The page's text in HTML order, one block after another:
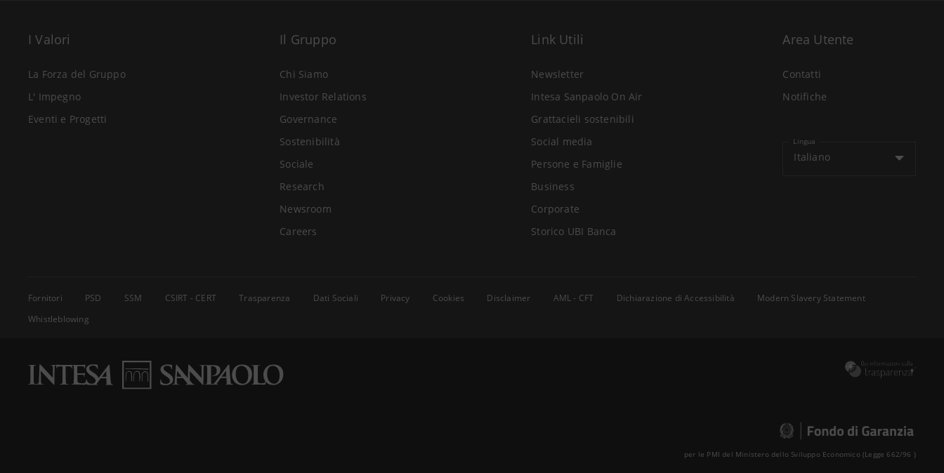
I Valori
La Forza del Gruppo
L' Impegno
Eventi e Progetti
Il Gruppo
Chi Siamo
Investor Relations
Governance
Sostenibilità
Sociale
Research
Newsroom
Careers
Link Utili
Newsletter
Intesa Sanpaolo On Air
Grattacieli sostenibili
Social media
Persone e Famiglie
Business
Corporate
Storico UBI Banca
Area Utente
Contatti
Notifiche
Lingua
Italiano
Fornitori PSD SSM CSIRT - CERT Trasparenza Dati Sociali Privacy Cookies Disclaimer AML - CFT Dichiarazione di Accessibilità
Modern Slavery Statement
Whistleblowing
per le PMI del Ministero dello Sviluppo Economico (Legge 662/96 )